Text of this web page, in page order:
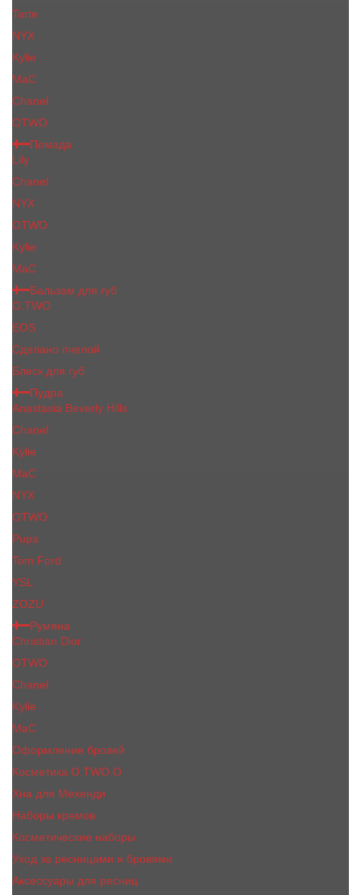
Tarte
NYX
Kylie
MaC
Сhanеl
OTWO
Помада
Lily
Chanel
NYX
OTWO
Kylie
МаС
Бальзам для губ
O.TWO
EOS
Сделано пчелой
Блеск для губ
Пудра
Anastasia Beverly Hills
Chanel
Kylie
MaC
NYX
OTWO
Pupa
Tom Ford
YSL
ZOZU
Румяна
Christian Dior
OTWO
Сhanеl
Kylie
MaC
Оформление бровей
Косметика O.TWO.O
Хна для Мехенди
Наборы кремов
Косметические наборы
Уход за ресницами и бровями
Аксессуары для ресниц